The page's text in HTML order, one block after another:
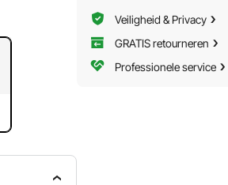
Veiligheid & Privacy
GRATIS retourneren
Professionele service